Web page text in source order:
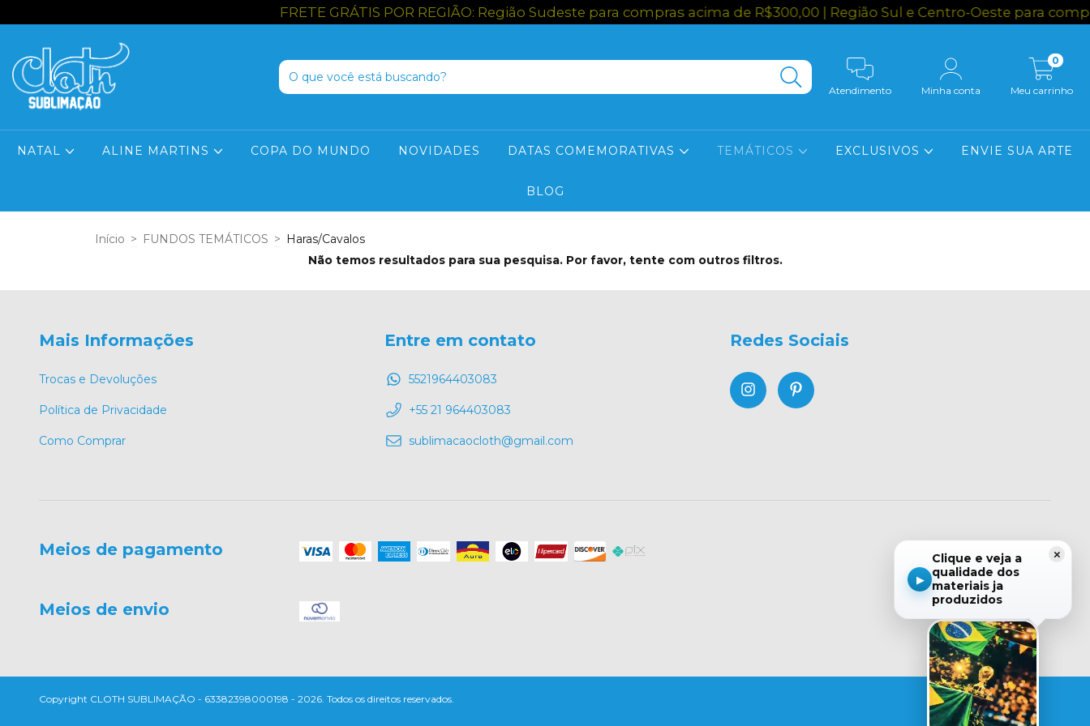
FRETE GRÁTIS POR REGIÃO: Região Sudeste para compras acima de R$300,00 | Região Sul e Centro-Oeste para
Atendimento Minha conta Meu carrinho
0
NATAL ALINE MARTINS COPA DO MUNDO NOVIDADES DATAS COMEMORATIVAS TEMÁTICOS EXCLUSIVOS ENVIE SUA ARTE
BLOG
Início > FUNDOS TEMÁTICOS > Haras/Cavalos
Não temos resultados para sua pesquisa. Por favor, tente com outros filtros.
Mais Informações
Trocas e Devoluções
Política de Privacidade
Como Comprar
Entre em contato
5521964403083
+55 21 964403083
sublimacaocloth@gmail.com
Redes Sociais
Meios de pagamento
Meios de envio
Copyright CLOTH SUBLIMAÇÃO - 63382398000198 - 2026. Todos os direitos reservados.
×
▶
Clique e veja a
qualidade dos
materiais ja
produzidos